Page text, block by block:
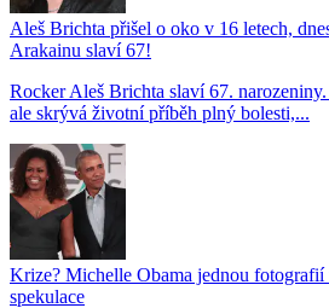
Aleš Brichta přišel o oko v 16 letech,
Arakainu slaví 67!
Rocker Aleš Brichta slaví 67.
ale skrývá životní příběh plný bolesti,...
Krize? Michelle Obama jednou fotografií
spekulace